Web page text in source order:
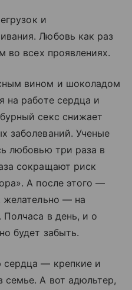
и
Любовь как раз
во всех проявлениях.
вином и шоколадом
на работе сердца и
секс снижает
заболеваний. Ученые
любовью три раза в
сокращают риск
А после этого —
желательно — на
в день, и о
будет забыть.
— крепкие и
семье. А вот адюльтер,